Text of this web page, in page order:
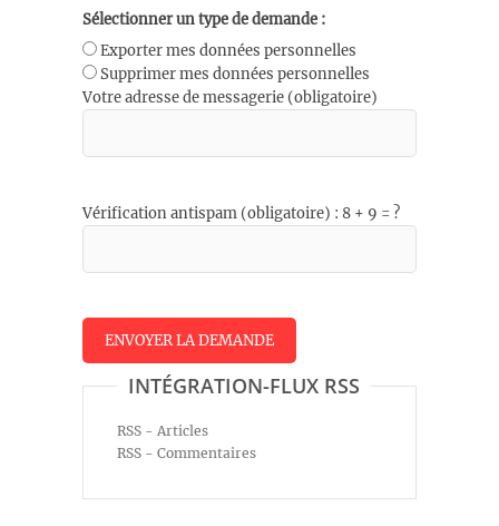
Sélectionner un type de demande :
Exporter mes données personnelles
Supprimer mes données personnelles
Votre adresse de messagerie (obligatoire)
Vérification antispam (obligatoire) : 8 + 9 = ?
INTÉGRATION-FLUX RSS
RSS - Articles
RSS - Commentaires